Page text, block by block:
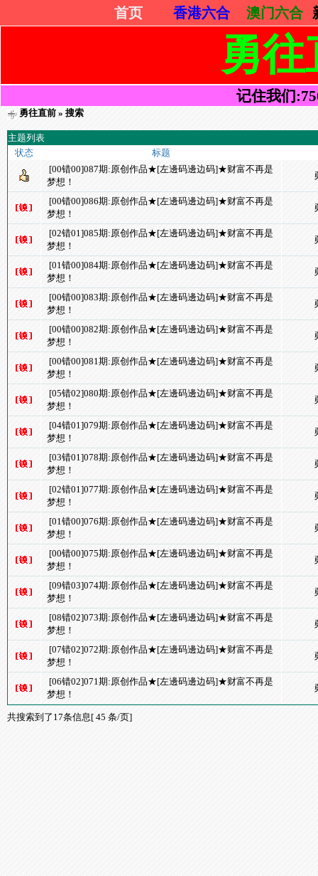
首页 香港六合 澳门六合
勇
记住我们
勇往直前» 搜索
主题列表
状态
标题
[00错00]087期:原创作品★[左邊码邊边码]★财富不再是
梦想！
[00错00]086期:原创作品★[左邊码邊边码]★财富不再是
梦想！
[02错01]085期:原创作品★[左邊码邊边码]★财富不再是
梦想！
[01错00]084期:原创作品★[左邊码邊边码]★财富不再是
梦想！
[00错00]083期:原创作品★[左邊码邊边码]★财富不再是
梦想！
[00错00]082期:原创作品★[左邊码邊边码]★财富不再是
梦想！
[00错00]081期:原创作品★[左邊码邊边码]★财富不再是
梦想！
[05错02]080期:原创作品★[左邊码邊边码]★财富不再是
梦想！
[04错01]079期:原创作品★[左邊码邊边码]★财富不再是
梦想！
[03错01]078期:原创作品★[左邊码邊边码]★财富不再是
梦想！
[02错01]077期:原创作品★[左邊码邊边码]★财富不再是
梦想！
[01错00]076期:原创作品★[左邊码邊边码]★财富不再是
梦想！
[00错00]075期:原创作品★[左邊码邊边码]★财富不再是
梦想！
[09错03]074期:原创作品★[左邊码邊边码]★财富不再是
梦想！
[08错02]073期:原创作品★[左邊码邊边码]★财富不再是
梦想！
[07错02]072期:原创作品★[左邊码邊边码]★财富不再是
梦想！
[06错02]071期:原创作品★[左邊码邊边码]★财富不再是
梦想！
共搜索到了17条信息[ 45 条/页]